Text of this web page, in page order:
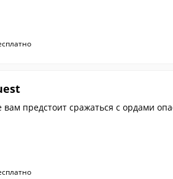
вам предстоит сражаться с ордами